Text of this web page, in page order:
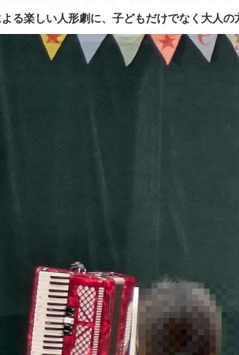
る楽しい人形劇に、子どもだけでなく大人の